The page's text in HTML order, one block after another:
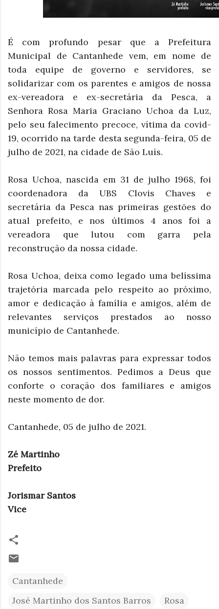
É com profundo pesar que a Prefeitura
Municipal de Cantanhede vem, em nome de
toda equipe de governo e servidores, se
solidarizar com os parentes e amigos de nossa
ex-vereadora e ex-secretária da Pesca, a
Senhora Rosa Maria Graciano Uchoa da Luz,
pelo seu falecimento precoce, vítima da covid-
19, ocorrido na tarde desta segunda-feira, 05 de
julho de 2021, na cidade de São Luís.
Rosa Uchoa, nascida em 31 de julho 1968, foi
coordenadora da UBS Clovis Chaves e
secretária da Pesca nas primeiras gestões do
atual prefeito, e nos últimos 4 anos foi a
vereadora que lutou com garra pela
reconstrução da nossa cidade.
Rosa Uchoa, deixa como legado uma belíssima
trajetória marcada pelo respeito ao próximo,
amor e dedicação à família e amigos, além de
relevantes serviços prestados ao nosso
município de Cantanhede.
Não temos mais palavras para expressar todos
os nossos sentimentos. Pedimos a Deus que
conforte o coração dos familiares e amigos
neste momento de dor.
Cantanhede, 05 de julho de 2021.
Zé Martinho
Prefeito
Jorismar Santos
Vice
Cantanhede
José Martinho dos Santos Barros
Rosa